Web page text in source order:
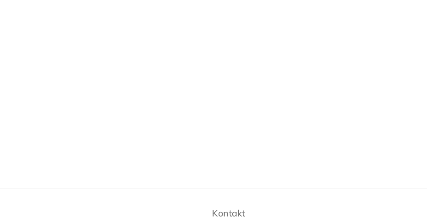
Kontakt